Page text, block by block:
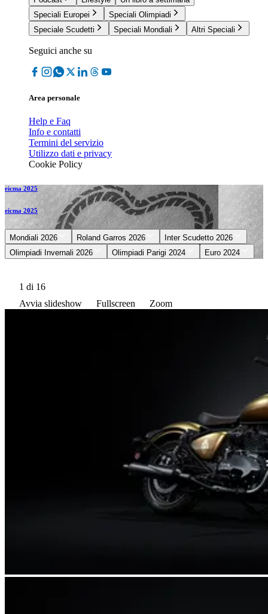
Speciali Europei
Speciali Olimpiadi
Speciale Scudetti
Speciali Mondiali Altri Speciali
Seguici anche su
Area personale
Help e Faq
Info e contatti
Termini del servizio
Utilizzo dati e privacy
Cookie Policy
eicma 2025
eicma 2025
Mondiali 2026 Roland Garros 2026
Inter Scudetto 2026
Olimpiadi Invernali 2026
Olimpiadi Parigi 2024 Euro 2024
1 di 16
Avvia slideshow
Fullscreen Zoom